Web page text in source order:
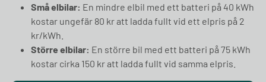
Små elbilar: En mindre elbil med ett batteri på 40 kWh
kostar ungefär 80 kr att ladda fullt vid ett elpris på 2
kr/kWh.
Större elbilar: En större bil med ett batteri på 75 kWh
kostar cirka 150 kr att ladda fullt vid samma elpris.